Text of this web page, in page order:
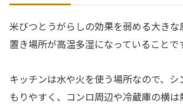
米びつとうがらしの効果を弱める大き
置き場所が高温多湿になっていることで
キッチンは水や火を使う場所なので、シ
もりやすく、コンロ周辺や冷蔵庫の横は